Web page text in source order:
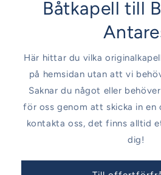
Båtkapell till
Här hittar du vilka
på hemsidan utan att vi
Saknar du något eller
för oss genom att skicka in
kontakta oss, det finns alltid
dig!